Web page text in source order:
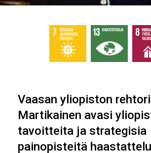
Vaasan yliopiston
Martikainen avasi
tavoitteita ja strategisia
painopisteitä